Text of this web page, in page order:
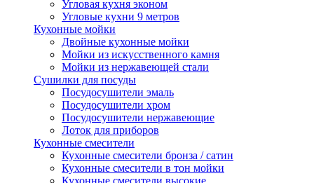
Угловая кухня эконом
Угловые кухни 9 метров
Кухонные мойки
Двойные кухонные мойки
Мойки из искусственного камня
Мойки из нержавеющей стали
Сушилки для посуды
Посудосушители эмаль
Посудосушители хром
Посудосушители нержавеющие
Лоток для приборов
Кухонные смесители
Кухонные смесители бронза / сатин
Кухонные смесители в тон мойки
Кухонные смесители высокие